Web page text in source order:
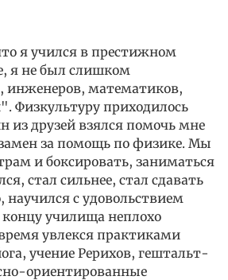
я учился в престижном
я не был слишком
инженеров, математиков,
Физкультуру приходилось
из друзей взялся помочь мне
за помощь по физике. Мы
и боксировать, заниматься
стал сильнее, стал сдавать
с удовольствием
концу училища неплохо
увлекся практиками
учение Рерихов, гештальт-
ориентированные